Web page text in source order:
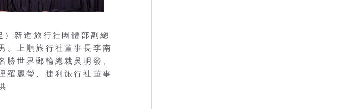
新進旅行社團體部副總
、上順旅行社董事長李南
勝世界郵輪總裁吳明發、
羅麗瑩、捷利旅行社董事